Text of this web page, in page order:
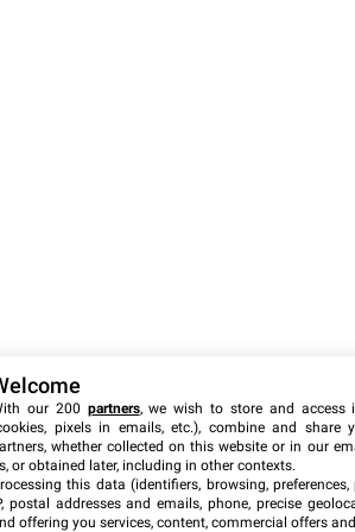
our 200 partners, we wish to store and access
pixels in emails, etc.), combine and share
whether collected on this website or in our
or obtained later, including in other contexts.
this data (identifiers, browsing,
postal addresses and emails, phone, precise
offering you services, content, commercial offers